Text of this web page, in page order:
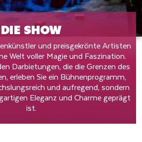
DIE SHOW
und preisgekrönte Artisten
Welt voller Magie und Faszination.
Darbietungen, die die Grenzen des
erleben Sie ein Bühnenprogramm,
und aufregend, sondern
Eleganz und Charme geprägt
ist.